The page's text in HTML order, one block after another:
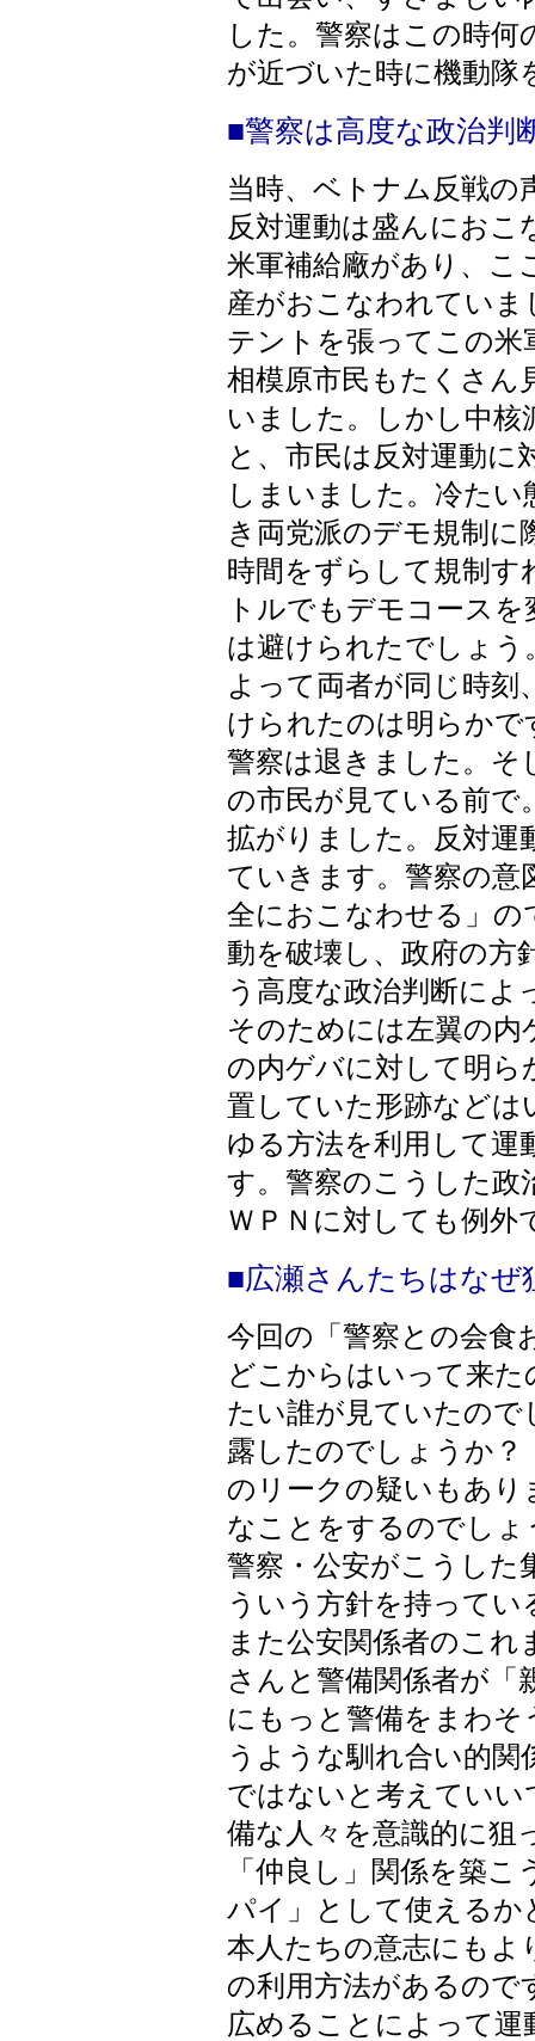
した。警察はこの時
が近づいた時に機動隊
■警察は高度な政治判
当時、ベトナム反戦の
反対運動は盛んにお
米軍補給廠があり、こ
産がおこなわれてい
テントを張ってこの米
相模原市民もたくさん
いました。しかし中
と、市民は反対運動
しまいました。冷た
き両党派のデモ規制に
時間をずらして規制す
トルでもデモコース
は避けられたでしょう
よって両者が同じ時刻
けられたのは明らかで
警察は退きました。そ
の市民が見ている前で
拡がりました。反対運
ていきます。警察の意
全におこなわせる」の
動を破壊し、政府の方
う高度な政治判断に
そのためには左翼の
の内ゲバに対して明
置していた形跡などは
ゆる方法を利用して運
す。警察のこうした政
ＷＰＮに対しても例外
■広瀬さんたちはなぜ
今回の「警察との会食
どこからはいって来
たい誰が見ていたの
露したのでしょうか
のリークの疑いもあ
なことをするのでし
警察・公安がこうした
ういう方針を持って
また公安関係者のこ
さんと警備関係者が「
にもっと警備をまわ
うような馴れ合い的
ではないと考えてい
備な人々を意識的に狙
「仲良し」関係を築
パイ」として使える
本人たちの意志にも
の利用方法があるので
広めることによって運